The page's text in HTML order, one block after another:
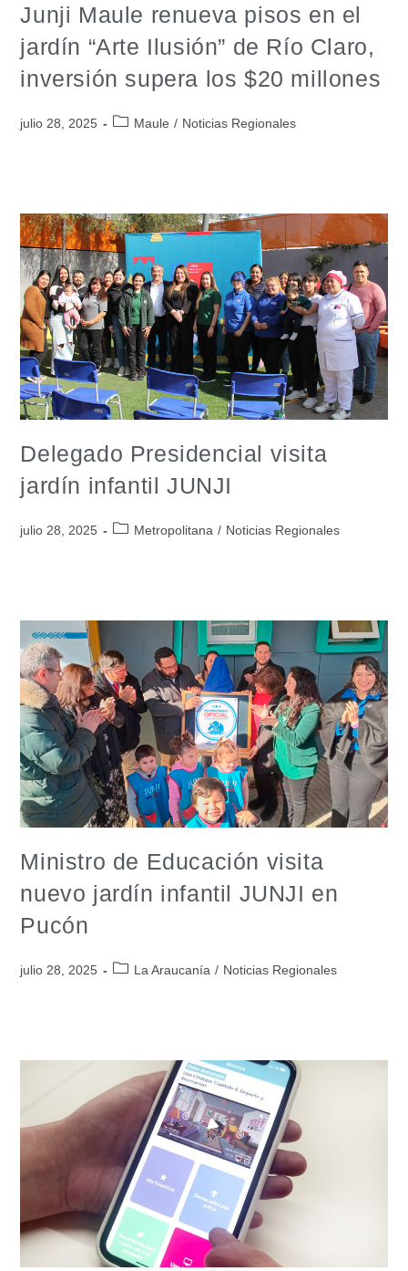
Junji Maule renueva pisos en el
jardín “Arte Ilusión” de Río Claro,
inversión supera los $20 millones
julio 28, 2025 Maule / Noticias Regionales
Delegado Presidencial visita
jardín infantil JUNJI
julio 28, 2025 Metropolitana / Noticias Regionales
Ministro de Educación visita
nuevo jardín infantil JUNJI en
Pucón
julio 28, 2025 La Araucanía / Noticias Regionales